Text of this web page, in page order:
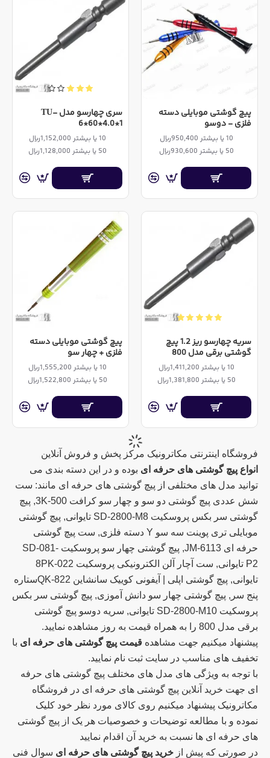
فروشگاه اینترنتی مکاترونیک مرکز پخش و فروش آنلاین
انواع پیچ گوشتی های حرفه ای بوده و در این دسته بندی می
توانید مدل های مختلفی از پیچ گوشتی های حرفه ای مانند: ست
شش عددی پیچ گوشتی دو سو و چهار سو کرافت 3K-500, پیچ
گوشتی سر بکس پروسکیت SD-2800-M8 تایوانی, پیچ گوشتی
موبایلی تری پوینت سه سو Y دسته فلزی, ست پیچ گوشتی
حرفه ای JM-6113, پیچ گوشتی چهار سو پروسکیت SD-081-
P2 تایوانی, ست آچار آلن الکترونیکی پروسکیت 8PK-022
تایوانی, پیچ گوشتی اپلی | آیفونی کوییک سانشاین QK-822ستاره
پنج سر, پیچ گوشتی چهار سو دانش آموزی, پیچ گوشتی سر بکس
پروسکیت SD-2800-M10 تایوانی, سریه دوسو پیچ گوشتی
برقی مدل 800 را به همراه قیمت به روز مشاهده نمایید.
پیشنهاد میکنیم جهت مشاهده قیمت پیچ گوشتی های حرفه ای با
تخفیف های مناسب در سایت ثبت نام نمایید.
با توجه به ویژگی های مدل های مختلف پیچ گوشتی های حرفه
ای جهت خرید آنلاین پیچ گوشتی های حرفه ای در فروشگاه
مکاترونیک پیشنهاد میکنیم روی کالای مورد نظر خود کلیک
نموده و با مطالعه توضیحات و خصوصیات هر یک از پیچ گوشتی
های حرفه ای ها نسبت به خرید آن اقدام نمایید
در صورتی که پیش از خرید پیچ گوشتی های حرفه ای سوال فنی
پیچ گوشتی موبایلی دسته
فلزی - دوسو
10 یا بیشتر 950,400ریال
50 یا بیشتر 930,600ریال
سری چهارسو مدل TU-
6*60*4.0*1
10 یا بیشتر 1,152,000ریال
50 یا بیشتر 1,128,000ریال
سریه چهارسو ریز 1.2 پیچ
گوشتی برقی مدل 800
10 یا بیشتر 1,411,200ریال
50 یا بیشتر 1,381,800ریال
پیچ گوشتی موبایلی دسته
فلزی + چهار سو
10 یا بیشتر 1,555,200ریال
50 یا بیشتر 1,522,800ریال